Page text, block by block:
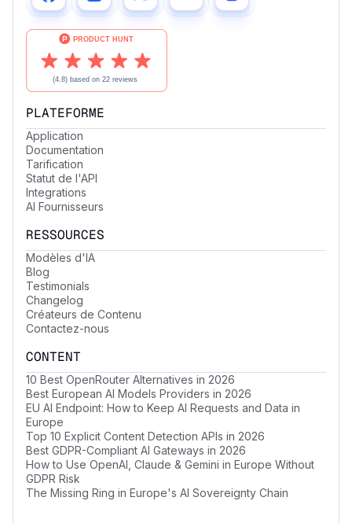
PLATEFORME
Application
Documentation
Tarification
Statut de l'API
Integrations
AI Fournisseurs
RESSOURCES
Modèles d'IA
Blog
Testimonials
Changelog
Créateurs de Contenu
Contactez-nous
CONTENT
10 Best OpenRouter Alternatives in 2026
Best European AI Models Providers in 2026
EU AI Endpoint: How to Keep AI Requests and Data in
Europe
Top 10 Explicit Content Detection APIs in 2026
Best GDPR-Compliant AI Gateways in 2026
How to Use OpenAI, Claude & Gemini in Europe Without
GDPR Risk
The Missing Ring in Europe's AI Sovereignty Chain